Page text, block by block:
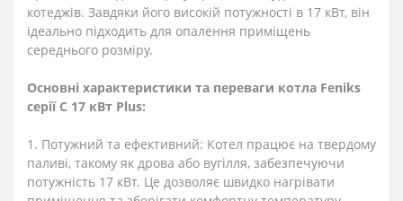
котеджів. Завдяки його високій потужності в 17 кВт, він
ідеально підходить для опалення приміщень
середнього розміру.
Основні характеристики та переваги котла Feniks
серії C 17 кВт Plus:
1. Потужний та ефективний: Котел працює на твердому
паливі, такому як дрова або вугілля, забезпечуючи
потужність 17 кВт. Це дозволяє швидко нагрівати